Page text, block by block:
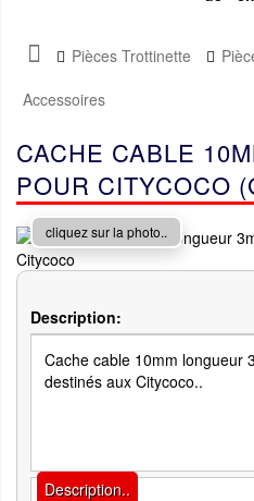
Pièces Trottinette
Accessoires
CACHE CABLE
POUR CITYCOCO
cliquez sur la photo..
Description:
Cache cable 10mm longueur
destinés aux Citycoco..
Description..